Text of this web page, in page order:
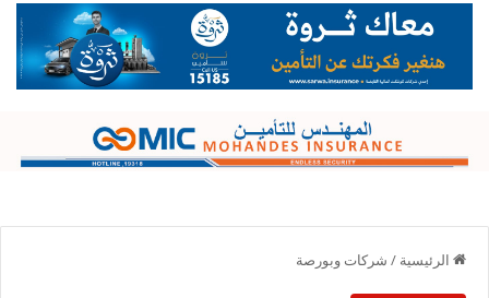
الرئيسية / شركات وبورصة